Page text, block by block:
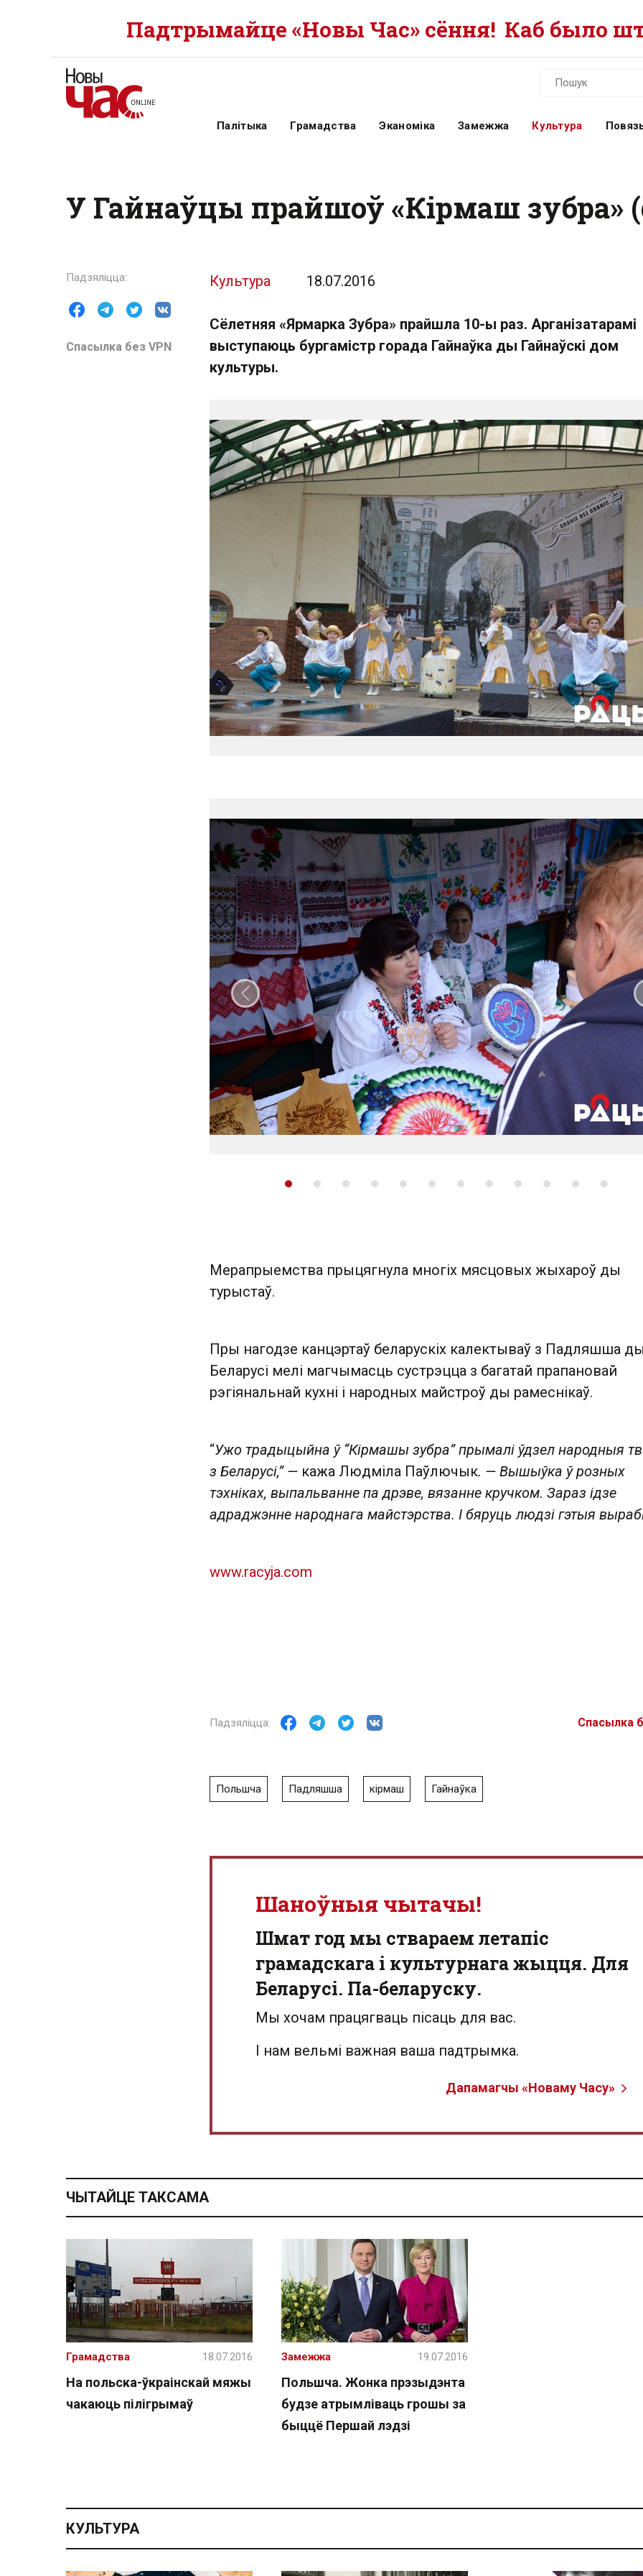
Падтрымайце «Новы Час» сёння! Каб было
Палітыка Грамадства Эканоміка Замежжа Культура
У Гайнаўцы прайшоў «Кірмаш зубра»
Спасылка без VPN
Культура 18.07.2016
Сёлетняя «Ярмарка Зубра» прайшла 10-ы раз. Арганізатарамі
выступаюць бургамістр горада Гайнаўка ды Гайнаўскі дом
культуры.
Папярэдні слайд
Мерапрыемства прыцягнула многіх мясцовых жыхароў ды
турыстаў.
Пры нагодзе канцэртаў беларускіх калектываў з Падляшша ды
Беларусі мелі магчымасць сустрэцца з багатай прапановай
рэгіянальнай кухні і народных майстроў ды рамеснікаў.
“Ужо традыцыйна ў “Кірмашы зубра” прымалі ўдзел народныя
з Беларусі,” — кажа Людміла Паўлючык. — Вышыўка ў розных
тэхніках, выпальванне па дрэве, вязанне кручком. Зараз ідзе
адраджэнне народнага майстэрства. І бяруць людзі гэтыя
www.racyja.com
Спасылка
Польшча Падляшша кірмаш Гайнаўка
Шаноўныя чытачы!
Шмат год мы ствараем летапіс
грамадскага і культурнага жыцця. Для
Беларусі. Па-беларуску.
Мы хочам працягваць пісаць для вас.
І нам вельмі важная ваша падтрымка.
Дапамагчы «Новаму Часу»
ЧЫТАЙЦЕ ТАКСАМА
На польска-ўкраінскай мяжы
чакаюць пілігрымаў
Грамадства 18.07.2016
Польшча. Жонка прэзыдэнта
будзе атрымліваць грошы за
быццё Першай лэдзі
Замежжа 19.07.2016
КУЛЬТУРА